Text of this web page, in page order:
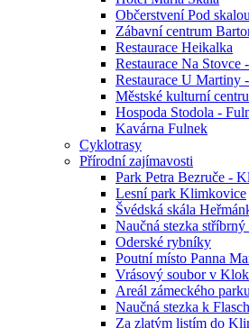
Občerstvení Pod skalou
Zábavní centrum
Restaurace Heikalka
Restaurace Na Stovce
Restaurace U Martiny
Městské kulturní
Hospoda Stodola -
Kavárna Fulnek
Cyklotrasy
Přírodní zajímavosti
Park Petra Bezruče -
Lesní park Klimkovice
Švédská skála
Naučná stezka
Oderské rybníky
Poutní místo Panna
Vrásový soubor v
Areál zámeckého
Naučná stezka k
Za zlatým listím do